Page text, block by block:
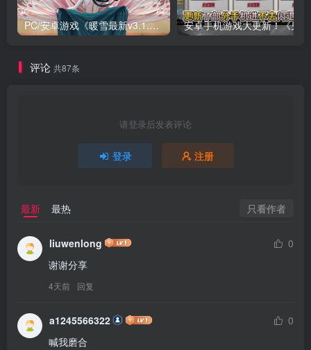
PC/安卓游戏《暖雪最新v3.1.0.1》终业DLC整合版！
评论 共87条
请登录后发表评论
登录 注册
最新 最热 只看作者
liuwenlong
0
谢谢分享
4天前 回复
a1245566322
0
喊我磨合